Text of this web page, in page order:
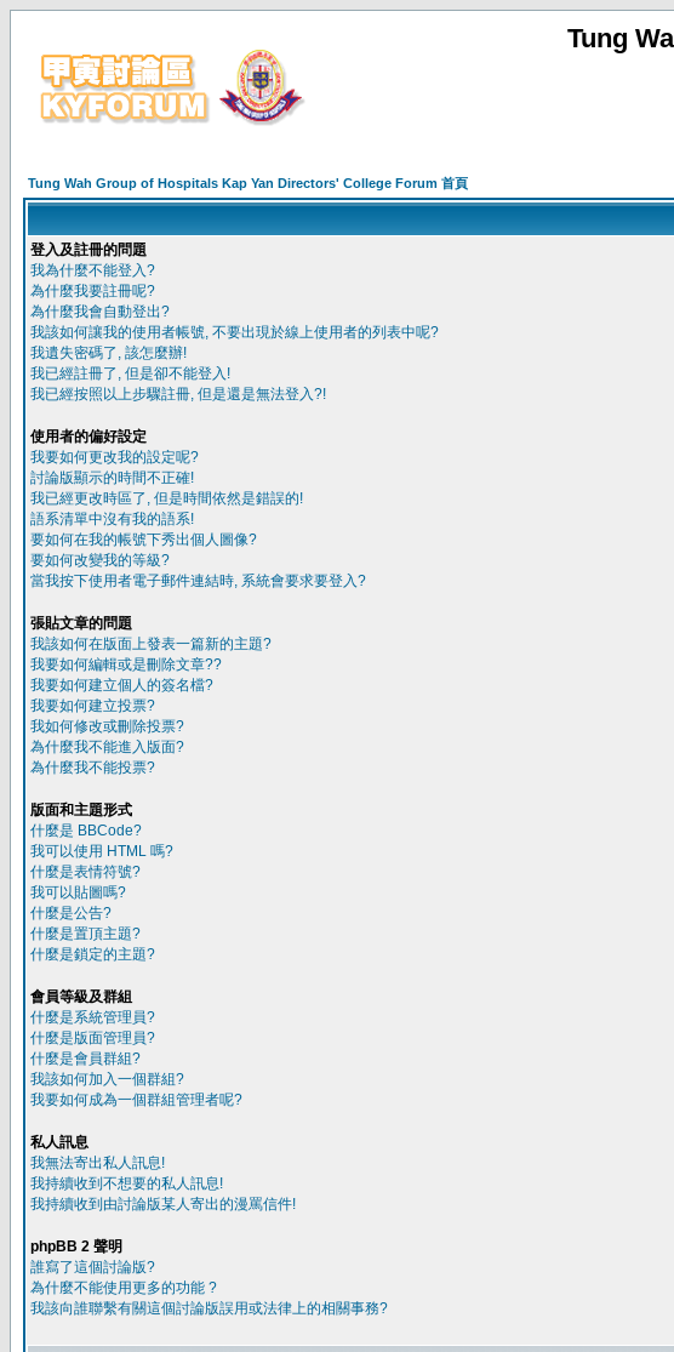
Tung
Tung Wah Group of Hospitals Kap Yan Directors' College Forum 首頁
登入及註冊的問題
我為什麼不能登入?
為什麼我要註冊呢?
為什麼我會自動登出?
我該如何讓我的使用者帳號, 不要出現於線上使用者的列表中呢?
我遺失密碼了, 該怎麼辦!
我已經註冊了, 但是卻不能登入!
我已經按照以上步驟註冊, 但是還是無法登入?!
使用者的偏好設定
我要如何更改我的設定呢?
討論版顯示的時間不正確!
我已經更改時區了, 但是時間依然是錯誤的!
語系清單中沒有我的語系!
要如何在我的帳號下秀出個人圖像?
要如何改變我的等級?
當我按下使用者電子郵件連結時, 系統會要求要登入?
張貼文章的問題
我該如何在版面上發表一篇新的主題?
我要如何編輯或是刪除文章??
我要如何建立個人的簽名檔?
我要如何建立投票?
我如何修改或刪除投票?
為什麼我不能進入版面?
為什麼我不能投票?
版面和主題形式
什麼是 BBCode?
我可以使用 HTML 嗎?
什麼是表情符號?
我可以貼圖嗎?
什麼是公告?
什麼是置頂主題?
什麼是鎖定的主題?
會員等級及群組
什麼是系統管理員?
什麼是版面管理員?
什麼是會員群組?
我該如何加入一個群組?
我要如何成為一個群組管理者呢?
私人訊息
我無法寄出私人訊息!
我持續收到不想要的私人訊息!
我持續收到由討論版某人寄出的漫罵信件!
phpBB 2 聲明
誰寫了這個討論版?
為什麼不能使用更多的功能 ?
我該向誰聯繫有關這個討論版誤用或法律上的相關事務?